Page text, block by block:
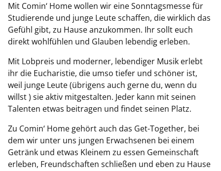
Mit Comin‘ Home wollen wir eine Sonntagsmesse für
Studierende und junge Leute schaffen, die wirklich das
Gefühl gibt, zu Hause anzukommen. Ihr sollt euch
direkt wohlfühlen und Glauben lebendig erleben.
Mit Lobpreis und moderner, lebendiger Musik erlebt
ihr die Eucharistie, die umso tiefer und schöner ist,
weil junge Leute (übrigens auch gerne du, wenn du
willst ) sie aktiv mitgestalten. Jeder kann mit seinen
Talenten etwas beitragen und findet seinen Platz.
Zu Comin‘ Home gehört auch das Get-Together, bei
dem wir unter uns jungen Erwachsenen bei einem
Getränk und etwas Kleinem zu essen Gemeinschaft
erleben, Freundschaften schließen und eben zu Hause